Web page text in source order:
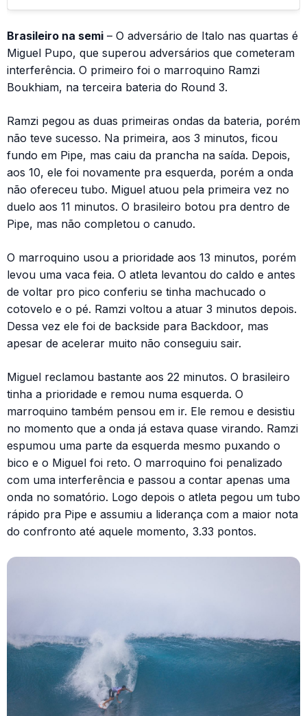
Brasileiro na semi – O adversário de Italo nas quartas é
Miguel Pupo, que superou adversários que cometeram
interferência. O primeiro foi o marroquino Ramzi
Boukhiam, na terceira bateria do Round 3.
Ramzi pegou as duas primeiras ondas da bateria, porém
não teve sucesso. Na primeira, aos 3 minutos, ficou
fundo em Pipe, mas caiu da prancha na saída. Depois,
aos 10, ele foi novamente pra esquerda, porém a onda
não ofereceu tubo. Miguel atuou pela primeira vez no
duelo aos 11 minutos. O brasileiro botou pra dentro de
Pipe, mas não completou o canudo.
O marroquino usou a prioridade aos 13 minutos, porém
levou uma vaca feia. O atleta levantou do caldo e antes
de voltar pro pico conferiu se tinha machucado o
cotovelo e o pé. Ramzi voltou a atuar 3 minutos depois.
Dessa vez ele foi de backside para Backdoor, mas
apesar de acelerar muito não conseguiu sair.
Miguel reclamou bastante aos 22 minutos. O brasileiro
tinha a prioridade e remou numa esquerda. O
marroquino também pensou em ir. Ele remou e desistiu
no momento que a onda já estava quase virando. Ramzi
espumou uma parte da esquerda mesmo puxando o
bico e o Miguel foi reto. O marroquino foi penalizado
com uma interferência e passou a contar apenas uma
onda no somatório. Logo depois o atleta pegou um tubo
rápido pra Pipe e assumiu a liderança com a maior nota
do confronto até aquele momento, 3.33 pontos.